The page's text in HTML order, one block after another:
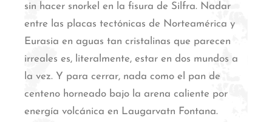
sin hacer snorkel en la fisura de Silfra. Nadar
entre las placas tectónicas de Norteamérica y
Eurasia en aguas tan cristalinas que parecen
irreales es, literalmente, estar en dos mundos a
la vez. Y para cerrar, nada como el pan de
centeno horneado bajo la arena caliente por
energía volcánica en Laugarvatn Fontana.